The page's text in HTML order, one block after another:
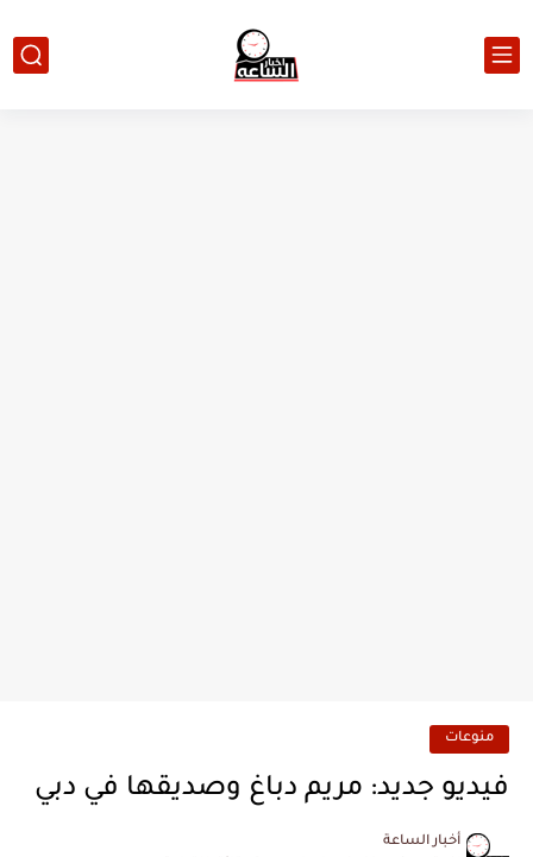
منوعات
فيديو جديد: مريم دباغ وصديقها في دبي
أخبار الساعة